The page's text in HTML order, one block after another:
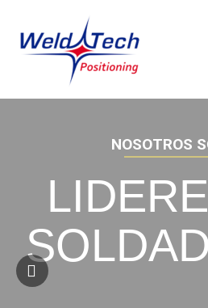
NOSOTROS S